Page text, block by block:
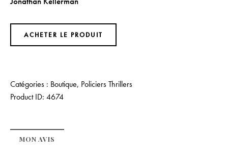
ACHETER LE PRODUIT
Catégories : Boutique, Policiers Thrillers
Product ID: 4674
MON AVIS